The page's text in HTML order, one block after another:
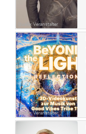
Quelle: Veranstalter
Quelle: Veranstalter